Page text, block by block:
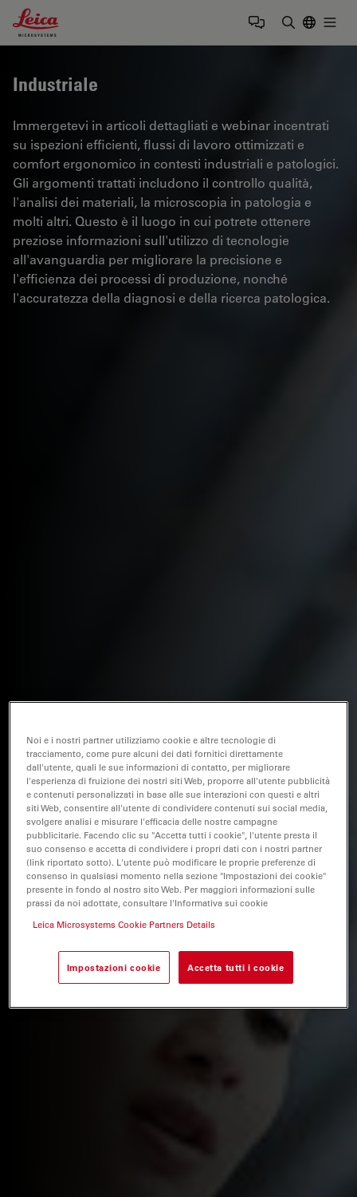
Leica Microsystems Logo
Industriale
Immergetevi in articoli dettagliati e webinar incentrati
su ispezioni efficienti, flussi di lavoro ottimizzati e
comfort ergonomico in contesti industriali e patologici.
Gli argomenti trattati includono il controllo qualità,
l'analisi dei materiali, la microscopia in patologia e
molti altri. Questo è il luogo in cui potrete ottenere
preziose informazioni sull'utilizzo di tecnologie
all'avanguardia per migliorare la precisione e
l'efficienza dei processi di produzione, nonché
l'accuratezza della diagnosi e della ricerca patologica.
Noi e i nostri partner utilizziamo cookie e altre tecnologie di
tracciamento, come pure alcuni dei dati fornitici direttamente
dall'utente, quali le sue informazioni di contatto, per migliorare
l'esperienza di fruizione dei nostri siti Web, proporre all'utente pubblicità
e contenuti personalizzati in base alle sue interazioni con questi e altri
siti Web, consentire all'utente di condividere contenuti sui social media,
svolgere analisi e misurare l'efficacia delle nostre campagne
pubblicitarie. Facendo clic su "Accetta tutti i cookie", l'utente presta il
suo consenso e accetta di condividere i propri dati con i nostri partner
(link riportato sotto). L'utente può modificare le proprie preferenze di
consenso in qualsiasi momento nella sezione "Impostazioni dei cookie"
presente in fondo al nostro sito Web. Per maggiori informazioni sulle
prassi da noi adottate, consultare l'Informativa sui cookie
Leica Microsystems Cookie Partners Details
Impostazioni cookie Accetta tutti i cookie